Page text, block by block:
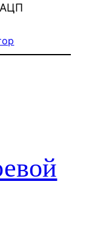
АЦП